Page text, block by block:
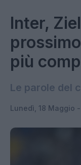
Inter,
più
Le parole del
Lunedì, 18 Maggio